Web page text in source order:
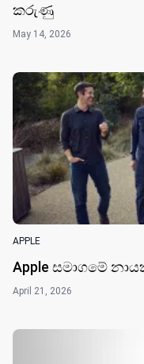
කරුණු
May 14, 2026
APPLE
Apple සමාගමේ
April 21, 2026